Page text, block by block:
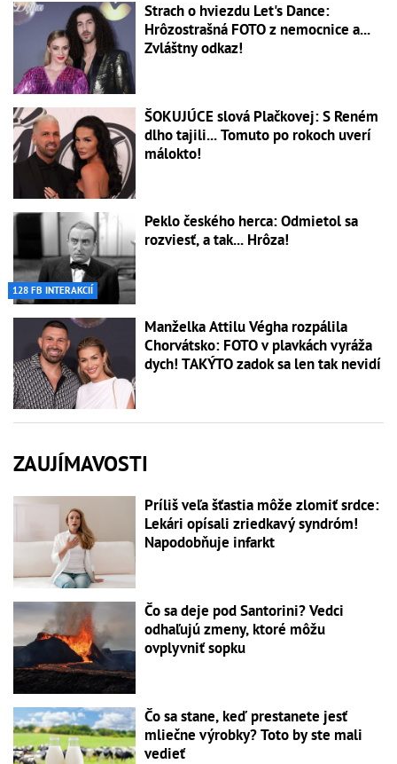
Strach o hviezdu Let's Dance:
Hrôzostrašná FOTO z nemocnice a...
Zvláštny odkaz!
ŠOKUJÚCE slová Plačkovej: S Reném
dlho tajili... Tomuto po rokoch uverí
málokto!
128 FB INTERAKCIÍ
Peklo českého herca: Odmietol sa
rozviesť, a tak... Hrôza!
Manželka Attilu Végha rozpálila
Chorvátsko: FOTO v plavkách vyráža
dych! TAKÝTO zadok sa len tak nevidí
ZAUJÍMAVOSTI
Príliš veľa šťastia môže zlomiť srdce:
Lekári opísali zriedkavý syndróm!
Napodobňuje infarkt
Čo sa deje pod Santorini? Vedci
odhaľujú zmeny, ktoré môžu
ovplyvniť sopku
Čo sa stane, keď prestanete jesť
mliečne výrobky? Toto by ste mali
vedieť